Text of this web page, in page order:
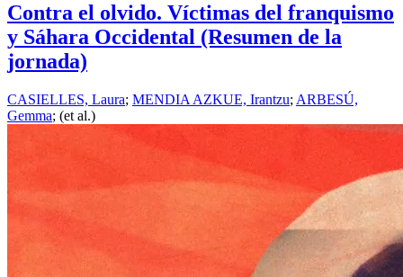
Contra el olvido. Víctimas del franquismo
y Sáhara Occidental (Resumen de la
jornada)
CASIELLES, Laura; MENDIA AZKUE, Irantzu; ARBESÚ,
Gemma; (et al.)